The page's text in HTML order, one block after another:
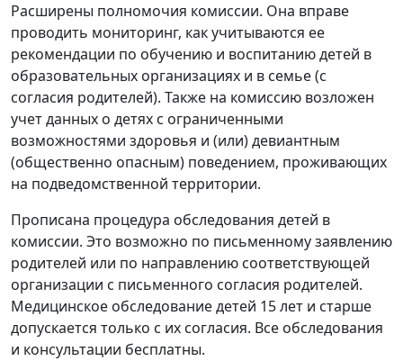
Расширены полномочия комиссии. Она вправе
проводить мониторинг, как учитываются ее
рекомендации по обучению и воспитанию детей в
образовательных организациях и в семье (с
согласия родителей). Также на комиссию возложен
учет данных о детях с ограниченными
возможностями здоровья и (или) девиантным
(общественно опасным) поведением, проживающих
на подведомственной территории.
Прописана процедура обследования детей в
комиссии. Это возможно по письменному заявлению
родителей или по направлению соответствующей
организации с письменного согласия родителей.
Медицинское обследование детей 15 лет и старше
допускается только с их согласия. Все обследования
и консультации бесплатны.